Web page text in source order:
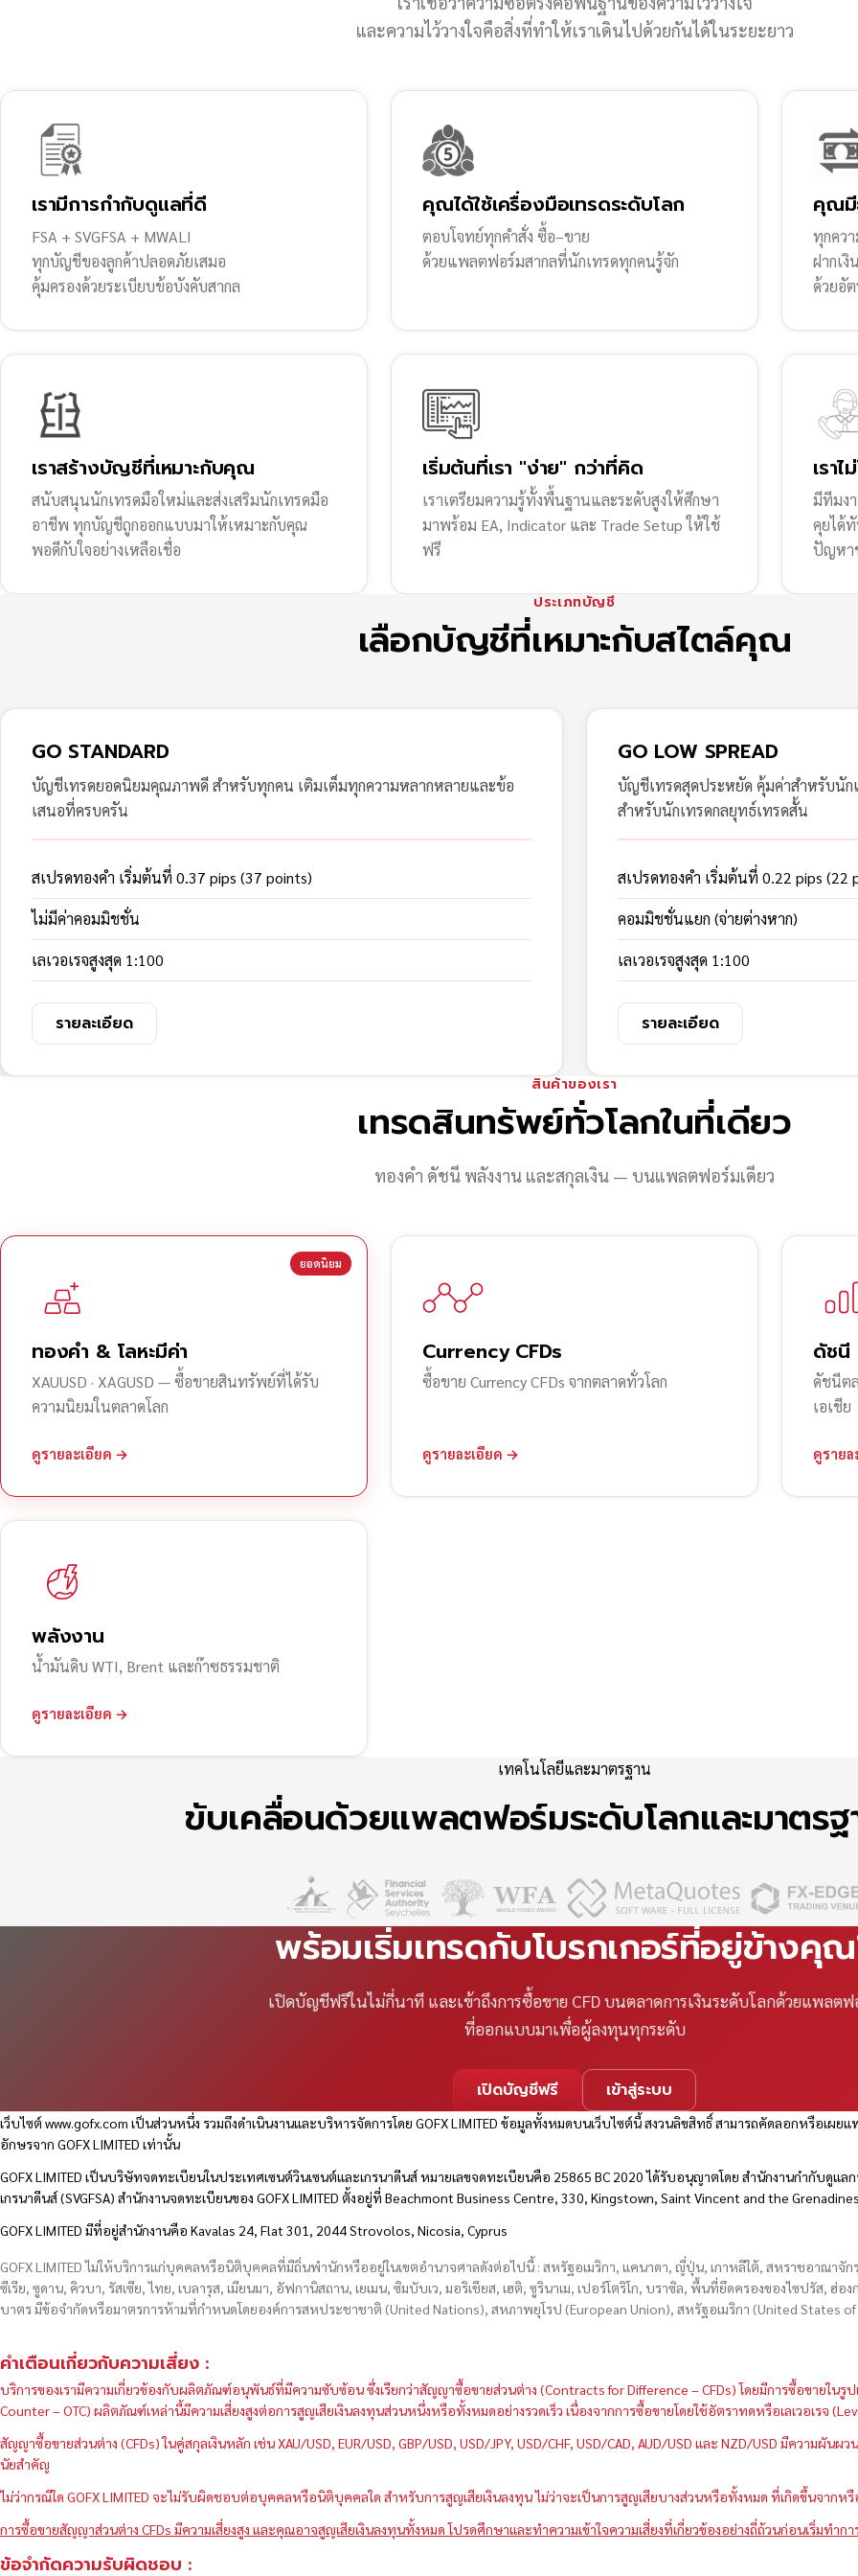
และความไว้วางใจคือสิ่งที่ทำให้เราเดินไปด้วยกันได้ในระยะยาว
เรามีการกำกับดูแลที่ดี
FSA + SVGFSA + MWALI
ทุกบัญชีของลูกค้าปลอดภัยเสมอ
คุ้มครองด้วยระเบียบข้อบังคับสากล
คุณได้ใช้เครื่องมือเทรดระดับโลก
ตอบโจทย์ทุกคำสั่ง ซื้อ–ขาย
ด้วยแพลตฟอร์มสากลที่นักเทรดทุกคนรู้จัก
คุณมี
ทุกควา
ฝากเงิ
ด้วยอั
เราสร้างบัญชีที่เหมาะกับคุณ
สนับสนุนนักเทรดมือใหม่และส่งเสริมนักเทรดมือ
อาชีพ ทุกบัญชีถูกออกแบบมาให้เหมาะกับคุณ
พอดีกับใจอย่างเหลือเชื่อ
เริ่มต้นที่เรา "ง่าย" กว่าที่คิด
เราเตรียมความรู้ทั้งพื้นฐานและระดับสูงให้ศึกษา
มาพร้อม EA, Indicator และ Trade Setup ให้ใช้
ฟรี
เรา
มีทีมง
คุยได้
ปัญหา
ประเภทบัญชี
เลือกบัญชีที่เหมาะกับสไตล์คุณ
GO STANDARD
บัญชีเทรดยอดนิยมคุณภาพดี สำหรับทุกคน เติมเต็มทุกความหลากหลายและข้อ
เสนอที่ครบครัน
สเปรดทองคำ เริ่มต้นที่ 0.37 pips (37 points)
ไม่มีค่าคอมมิชชั่น
เลเวอเรจสูงสุด 1:100
รายละเอียด
GO LOW SPREAD
บัญชีเทรดสุดประหยัด คุ้มค่าสำหรับนัก
สำหรับนักเทรดกลยุทธ์เทรดสั้น
สเปรดทองคำ เริ่มต้นที่ 0.22 pips (22
คอมมิชชั่นแยก (จ่ายต่างหาก)
เลเวอเรจสูงสุด 1:100
รายละเอียด
สินค้าของเรา
เทรดสินทรัพย์ทั่วโลกในที่เดียว
ทองคำ ดัชนี พลังงาน และสกุลเงิน — บนแพลตฟอร์มเดียว
ยอดนิยม
ทองคำ & โลหะมีค่า
XAUUSD · XAGUSD — ซื้อขายสินทรัพย์ที่ได้รับ
ความนิยมในตลาดโลก
ดูรายละเอียด →
Currency CFDs
ซื้อขาย Currency CFDs จากตลาดทั่วโลก
ดูรายละเอียด →
ดัชนี
ดัชนีต
เอเชีย
ดูราย
พลังงาน
น้ำมันดิบ WTI, Brent และก๊าซธรรมชาติ
ดูรายละเอียด →
เทคโนโลยีและมาตรฐาน
ขับเคลื่อนด้วยแพลตฟอร์มระดับโลกและมาตรฐ
พร้อมเริ่มเทรดกับโบรกเกอร์ที่อยู่ข้างคุ
เปิดบัญชีฟรีในไม่กี่นาที และเข้าถึงการซื้อขาย CFD บนตลาดการเงินระดับโลกด้วยแพลตฟ
ที่ออกแบบมาเพื่อผู้ลงทุนทุกระดับ
เปิดบัญชีฟรี เข้าสู่ระบบ
เว็บไซต์www.gofx.com เป็นส่วนหนึ่ง รวมถึงดำเนินงานและบริหารจัดการโดย GOFX LIMITED ข้อมูลทั้งหมดบนเว็บไซต์นี้ สงวนลิขสิทธิ์ สามารถคัดลอกหรือเผ
อักษรจาก GOFX LIMITED เท่านั้น
GOFX LIMITED เป็นบริษัทจดทะเบียนในประเทศเซนต์วินเซนต์และเกรนาดีนส์ หมายเลขจดทะเบียนคือ 25865 BC 2020 ได้รับอนุญาตโดย สำนักงานกำกับดูแล
เกรนาดีนส์ (SVGFSA) สำนักงานจดทะเบียนของ GOFX LIMITED ตั้งอยู่ที่ Beachmont Business Centre, 330, Kingstown, Saint Vincent and the Grenadines
GOFX LIMITED มีที่อยู่สำนักงานคือ Kavalas 24, Flat 301, 2044 Strovolos, Nicosia, Cyprus
GOFX LIMITED ไม่ให้บริการแก่บุคคลหรือนิติบุคคลที่มีถิ่นพำนักหรืออยู่ในเขตอำนาจศาลดังต่อไปนี้ : สหรัฐอเมริกา, แคนาดา, ญี่ปุ่น, เกาหลีใต้, สหราชอาณาจั
ซีเรีย, ซูดาน, คิวบา, รัสเซีย, ไทย, เบลารุส, เมียนมา, อัฟกานิสถาน, เยเมน, ซิมบับเว, มอริเชียส, เฮติ, ซูรินาเม, เปอร์โตริโก, บราซิล, พื้นที่ยึดครองของไซปรัส, ฮ่อ
บาตร มีข้อจำกัดหรือมาตรการห้ามที่กำหนดโดยองค์การสหประชาชาติ (United Nations), สหภาพยุโรป (European Union), สหรัฐอเมริกา (United States
คำเตือนเกี่ยวกับความเสี่ยง :
บริการของเรามีความเกี่ยวข้องกับผลิตภัณฑ์อนุพันธ์ที่มีความซับซ้อน ซึ่งเรียกว่าสัญญาซื้อขายส่วนต่าง (Contracts for Difference – CFDs) โดยมีการซื้อขายใ
Counter – OTC) ผลิตภัณฑ์เหล่านี้มีความเสี่ยงสูงต่อการสูญเสียเงินลงทุนส่วนหนึ่งหรือทั้งหมดอย่างรวดเร็ว เนื่องจากการซื้อขายโดยใช้อัตราทดหรือเลเวอเรจ
สัญญาซื้อขายส่วนต่าง (CFDs) ในคู่สกุลเงินหลัก เช่น XAU/USD, EUR/USD, GBP/USD, USD/JPY, USD/CHF, USD/CAD, AUD/USD และ NZD/USD มีความผัน
นัยสำคัญ
ไม่ว่ากรณีใด GOFX LIMITED จะไม่รับผิดชอบต่อบุคคลหรือนิติบุคคลใด สำหรับการสูญเสียเงินลงทุน ไม่ว่าจะเป็นการสูญเสียบางส่วนหรือทั้งหมด ที่เกิดขึ้นจากหรื
การซื้อขายสัญญาส่วนต่าง CFDs มีความเสี่ยงสูง และคุณอาจสูญเสียเงินลงทุนทั้งหมด โปรดศึกษาและทำความเข้าใจความเสี่ยงที่เกี่ยวข้องอย่างถี่ถ้วนก่อนเริ่มทำกา
ข้อจำกัดความรับผิดชอบ :